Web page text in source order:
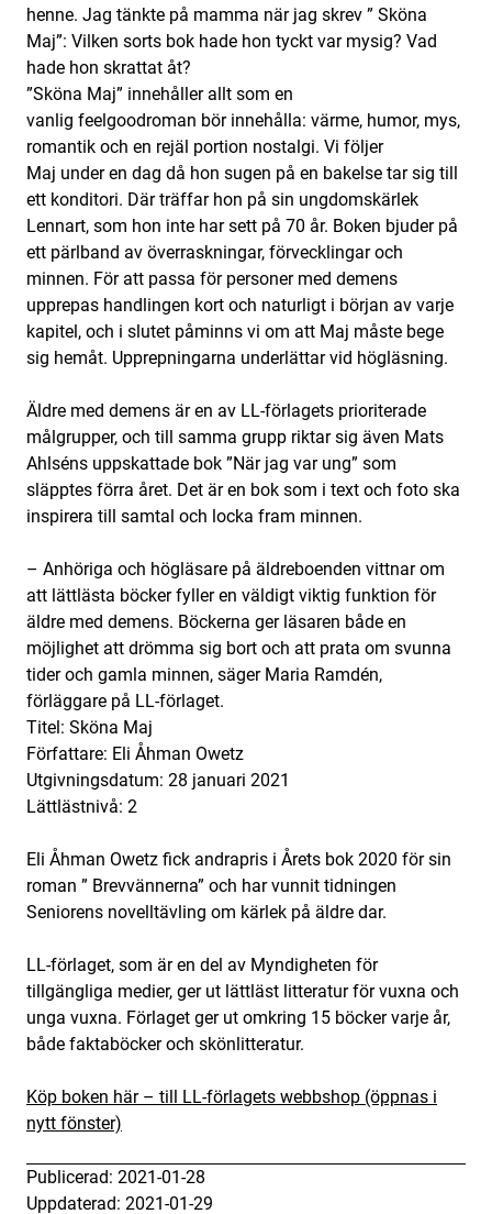
henne. Jag tänkte på mamma när jag skrev ” Sköna
Maj”: Vilken sorts bok hade hon tyckt var mysig? Vad
hade hon skrattat åt?
”Sköna Maj” innehåller allt som en
vanlig feelgoodroman bör innehålla: värme, humor, mys,
romantik och en rejäl portion nostalgi. Vi följer
Maj under en dag då hon sugen på en bakelse tar sig till
ett konditori. Där träffar hon på sin ungdomskärlek
Lennart, som hon inte har sett på 70 år. Boken bjuder på
ett pärlband av överraskningar, förvecklingar och
minnen. För att passa för personer med demens
upprepas handlingen kort och naturligt i början av varje
kapitel, och i slutet påminns vi om att Maj måste bege
sig hemåt. Upprepningarna underlättar vid högläsning.
Äldre med demens är en av LL-förlagets prioriterade
målgrupper, och till samma grupp riktar sig även Mats
Ahlséns uppskattade bok ”När jag var ung” som
släpptes förra året. Det är en bok som i text och foto ska
inspirera till samtal och locka fram minnen.
– Anhöriga och högläsare på äldreboenden vittnar om
att lättlästa böcker fyller en väldigt viktig funktion för
äldre med demens. Böckerna ger läsaren både en
möjlighet att drömma sig bort och att prata om svunna
tider och gamla minnen, säger Maria Ramdén,
förläggare på LL-förlaget.
Titel: Sköna Maj
Författare: Eli Åhman Owetz
Utgivningsdatum: 28 januari 2021
Lättlästnivå: 2
Eli Åhman Owetz fick andrapris i Årets bok 2020 för sin
roman ” Brevvännerna” och har vunnit tidningen
Seniorens novelltävling om kärlek på äldre dar.
LL-förlaget, som är en del av Myndigheten för
tillgängliga medier, ger ut lättläst litteratur för vuxna och
unga vuxna. Förlaget ger ut omkring 15 böcker varje år,
både faktaböcker och skönlitteratur.
Köp boken här – till LL-förlagets webbshop (öppnas i
nytt fönster)
Publicerad: 2021-01-28
Uppdaterad: 2021-01-29